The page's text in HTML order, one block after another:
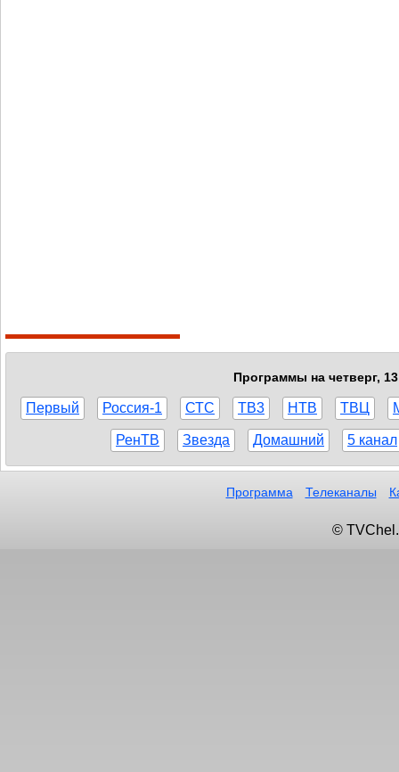
Программы на четверг,
Первый Россия-1 СТС ТВ3 НТВ ТВЦ
РенТВ Звезда Домашний 5 канал
Программа Телеканалы
©